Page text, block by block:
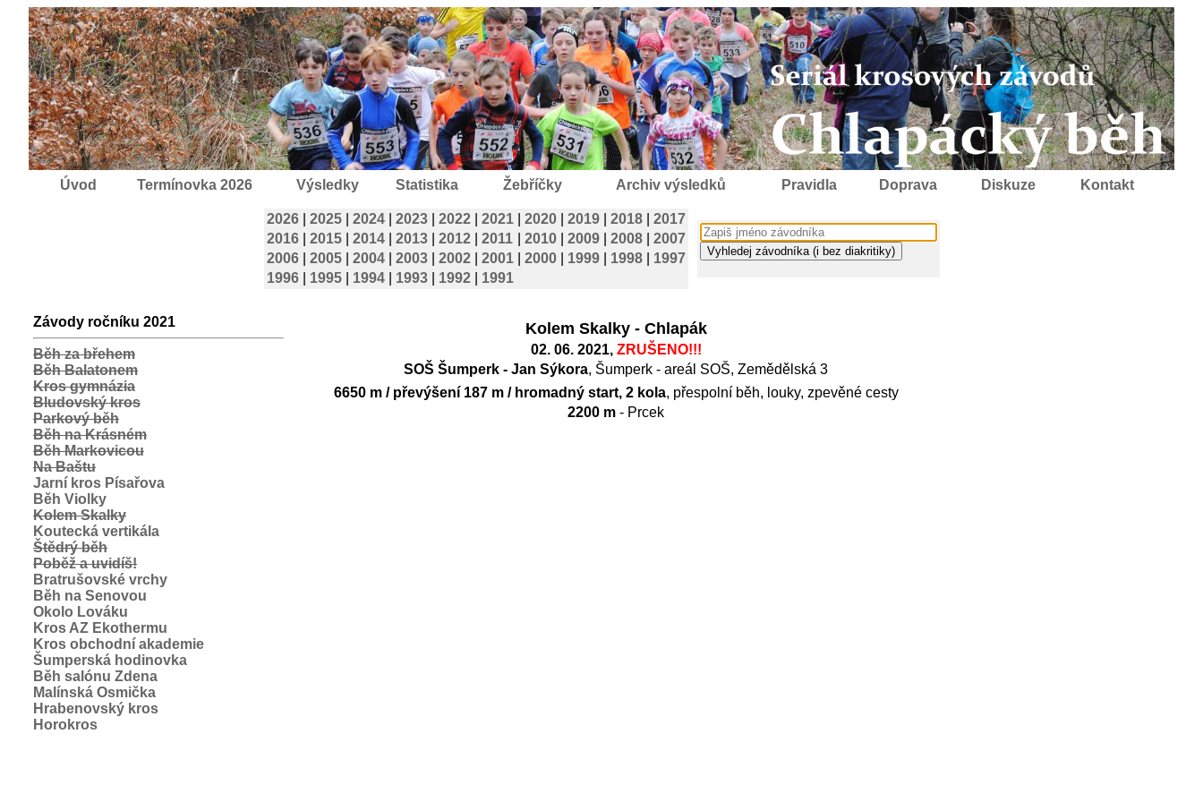
Úvod Termínovka 2026 Výsledky Statistika Žebříčky Archiv výsledků Pravidla Doprava Diskuze Kontakt
2026 2025 2024 2023 2022 2021 2020 2019 2018
2017
2016
2015 2014 2013 2012 2011 2010 2009 2008
2007
2006
2005 2004 2003 2002 2001 2000 1999 1998
1997
1996
1995 1994 1993 1992 1991
Závody ročníku 2021
Běh za břehem
Běh Balatonem
Kros gymnázia
Bludovský kros
Parkový běh
Běh na Krásném
Běh Markovicou
Na Baštu
Jarní kros Písařova
Běh Violky
Kolem Skalky
Koutecká vertikála
Štědrý běh
Poběž a uvidíš!
Bratrušovské vrchy
Běh na Senovou
Okolo Lováku
Kros AZ Ekothermu
Kros obchodní akademie
Šumperská hodinovka
Běh salónu Zdena
Malínská Osmička
Hrabenovský kros
Horokros
Kolem Skalky - Chlapák
02. 06. 2021, ZRUŠENO!!!
SOŠ Šumperk - Jan Sýkora, Šumperk - areál SOŠ, Zemědělská 3
6650 m / převýšení 187 m / hromadný start, 2 kola, přespolní běh, louky, zpevěné cesty
2200 m - Prcek